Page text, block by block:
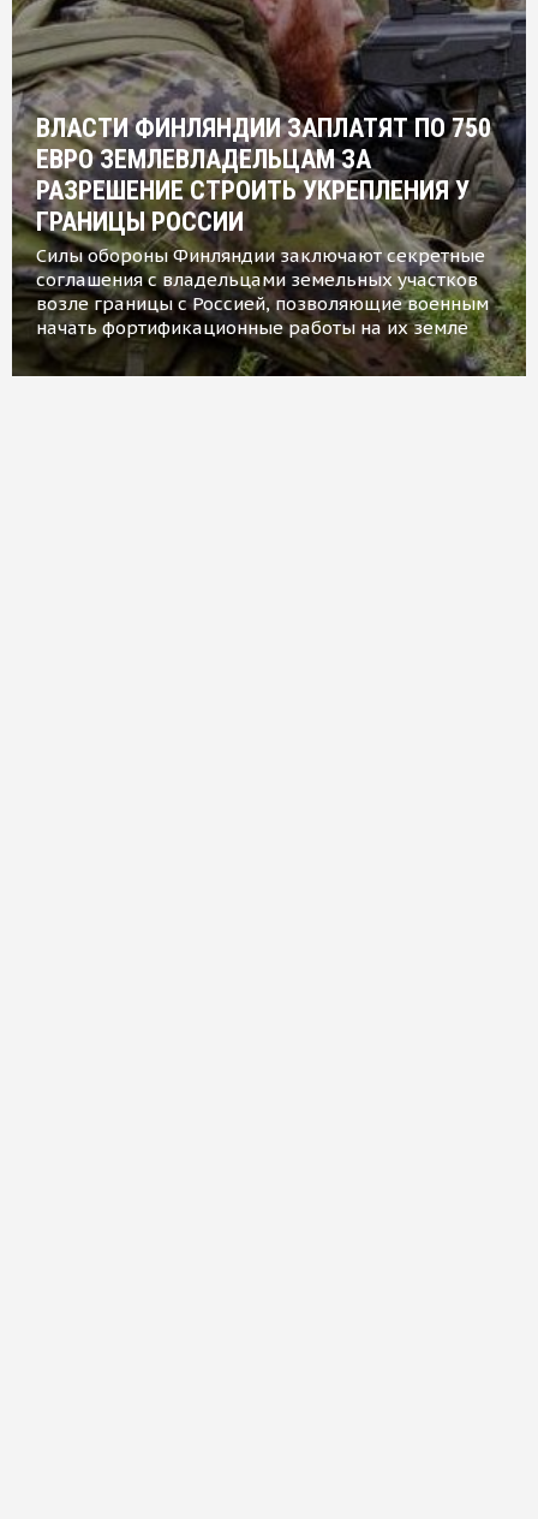
ВЛАСТИ ФИНЛЯНДИИ ЗАПЛАТЯТ ПО 750
ЕВРО ЗЕМЛЕВЛАДЕЛЬЦАМ ЗА
РАЗРЕШЕНИЕ СТРОИТЬ УКРЕПЛЕНИЯ У
ГРАНИЦЫ РОССИИ
Силы обороны Финляндии заключают секретные
соглашения с владельцами земельных участков
возле границы с Россией, позволяющие военным
начать фортификационные работы на их земле